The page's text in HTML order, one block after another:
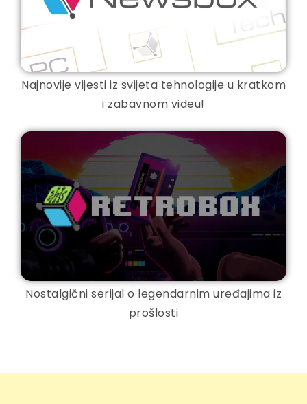
Najnovije vijesti iz svijeta tehnologije u kratkom
i zabavnom videu!
Nostalgični serijal o legendarnim uređajima iz
prošlosti